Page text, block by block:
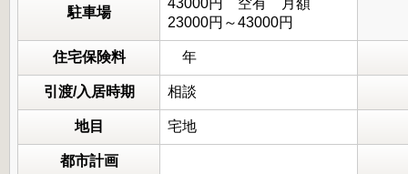
駐車場
43000円 空有 月額
23000円～43000円
住宅保険料 年
引渡/入居時期 相談
地目 宅地
都市計画